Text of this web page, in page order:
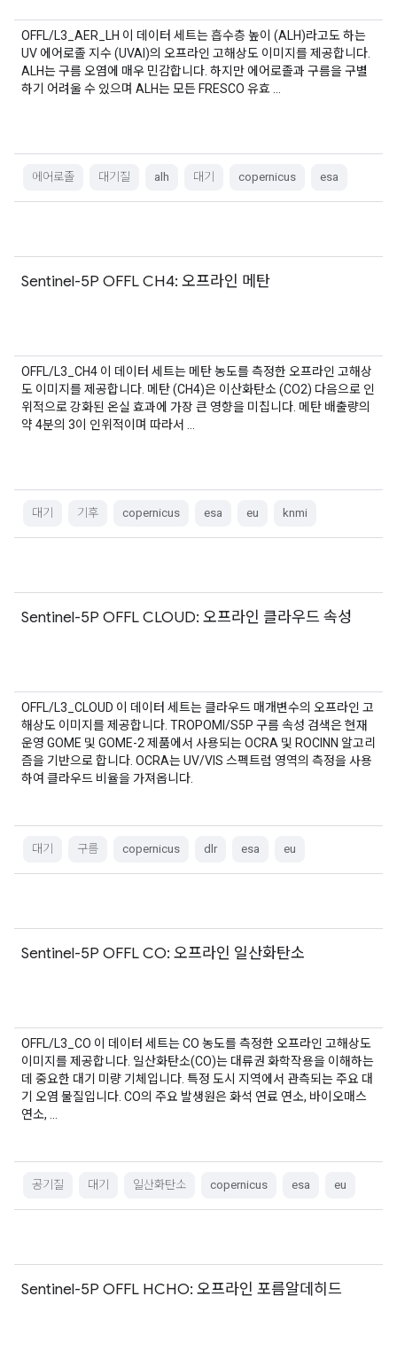
OFFL/L3_AER_LH 이 데이터 세트는 흡수층 높이 (ALH)라고도 하는
UV 에어로졸 지수 (UVAI)의 오프라인 고해상도 이미지를 제공합니다.
ALH는 구름 오염에 매우 민감합니다. 하지만 에어로졸과 구름을 구별
하기 어려울 수 있으며 ALH는 모든 FRESCO 유효 …
에어로졸 대기질 alh 대기 copernicus esa
Sentinel-5P OFFL CH4: 오프라인 메탄
OFFL/L3_CH4 이 데이터 세트는 메탄 농도를 측정한 오프라인 고해상
도 이미지를 제공합니다. 메탄 (CH4)은 이산화탄소 (CO2) 다음으로 인
위적으로 강화된 온실 효과에 가장 큰 영향을 미칩니다. 메탄 배출량의
약 4분의 3이 인위적이며 따라서 …
대기 기후 copernicus esa eu knmi
Sentinel-5P OFFL CLOUD: 오프라인 클라우드 속성
OFFL/L3_CLOUD 이 데이터 세트는 클라우드 매개변수의 오프라인 고
해상도 이미지를 제공합니다. TROPOMI/S5P 구름 속성 검색은 현재
운영 GOME 및 GOME-2 제품에서 사용되는 OCRA 및 ROCINN 알고리
즘을 기반으로 합니다. OCRA는 UV/VIS 스펙트럼 영역의 측정을 사용
하여 클라우드 비율을 가져옵니다.
대기 구름 copernicus dlr esa eu
Sentinel-5P OFFL CO: 오프라인 일산화탄소
OFFL/L3_CO 이 데이터 세트는 CO 농도를 측정한 오프라인 고해상도
이미지를 제공합니다. 일산화탄소(CO)는 대류권 화학작용을 이해하는
데 중요한 대기 미량 기체입니다. 특정 도시 지역에서 관측되는 주요 대
기 오염 물질입니다. CO의 주요 발생원은 화석 연료 연소, 바이오매스
연소, …
공기질 대기 일산화탄소 copernicus esa eu
Sentinel-5P OFFL HCHO: 오프라인 포름알데히드